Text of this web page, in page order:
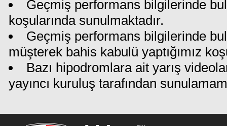
Geçmiş performans bilgilerinde
koşularında sunulmaktadır.
Geçmiş performans bilgilerinde
müşterek bahis kabulü yaptığımız
Bazı hipodromlara ait yarış
yayıncı kuruluş tarafından